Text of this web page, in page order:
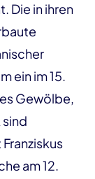
Die in ihren
ein im 15.
Gewölbe,
am 12.